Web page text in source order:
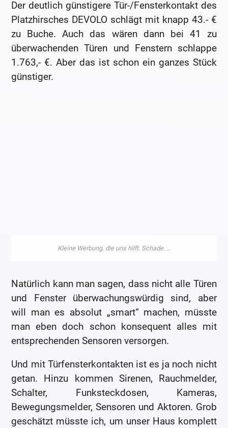
Der deutlich günstigere Tür-/Fensterkontakt des
Platzhirsches DEVOLO schlägt mit knapp 43.- €
zu Buche. Auch das wären dann bei 41 zu
überwachenden Türen und Fenstern schlappe
1.763,- €. Aber das ist schon ein ganzes Stück
günstiger.
Natürlich kann man sagen, dass nicht alle Türen
und Fenster überwachungswürdig sind, aber
will man es absolut „smart“ machen, müsste
man eben doch schon konsequent alles mit
entsprechenden Sensoren versorgen.
Und mit Türfensterkontakten ist es ja noch nicht
getan. Hinzu kommen Sirenen, Rauchmelder,
Schalter, Funksteckdosen, Kameras,
Bewegungsmelder, Sensoren und Aktoren. Grob
geschätzt müsste ich, um unser Haus komplett